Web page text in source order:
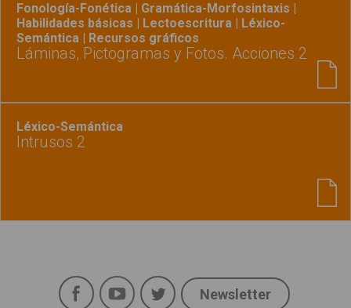
Fonología-Fonética | Gramática-Morfosintaxis |
Habilidades básicas | Lectoescritura | Léxico-
Semántica | Recursos gráficos
Láminas, Pictogramas y Fotos. Acciones 2
Léxico-Semántica
Intrusos 2
Social
FacebookYouTubeTwitter
Newsletter